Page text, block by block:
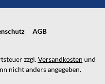
AGB
zzgl.Versandkosten und
nicht anders angegeben.